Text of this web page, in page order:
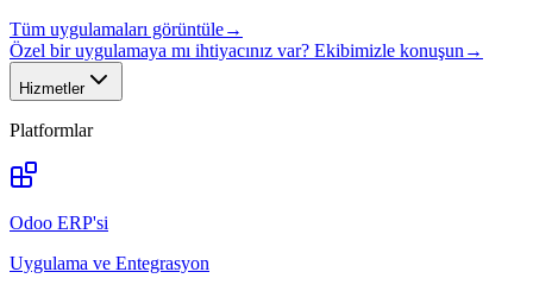
Tüm uygulamaları görüntüle→
Özel bir uygulamaya mı ihtiyacınız var? Ekibimizle konuşun →
Hizmetler
Platformlar
Odoo ERP'si
Uygulama ve Entegrasyon